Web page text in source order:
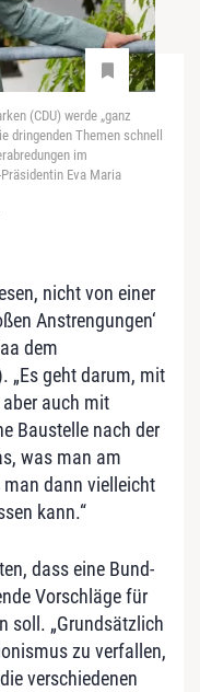
(CDU) werde „ganz
dringenden Themen schnell
im
Eva Maria
nicht von einer
Anstrengungen‘
dem
„Es geht darum, mit
auch mit
Baustelle nach der
was man am
dann vielleicht
kann.“
dass eine Bund-
Vorschläge für
soll. „Grundsätzlich
zu verfallen,
verschiedenen